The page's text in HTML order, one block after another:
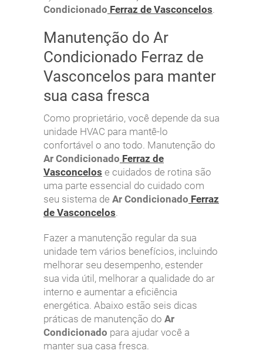
Condicionado Ferraz de Vasconcelos.
Manutenção do Ar
Condicionado Ferraz de
Vasconcelos para manter
sua casa fresca
Como proprietário, você depende da sua
unidade HVAC para mantê-lo
confortável o ano todo. Manutenção do
Ar Condicionado Ferraz de
Vasconcelos e cuidados de rotina são
uma parte essencial do cuidado com
seu sistema de Ar Condicionado Ferraz
de Vasconcelos.
Fazer a manutenção regular da sua
unidade tem vários benefícios, incluindo
melhorar seu desempenho, estender
sua vida útil, melhorar a qualidade do ar
interno e aumentar a eficiência
energética. Abaixo estão seis dicas
práticas de manutenção do Ar
Condicionado para ajudar você a
manter sua casa fresca.